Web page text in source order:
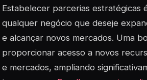
Estabelecer parcerias estratégicas
qualquer negócio que deseje
e alcançar novos mercados. Uma
proporcionar acesso a novos
e mercados, ampliando